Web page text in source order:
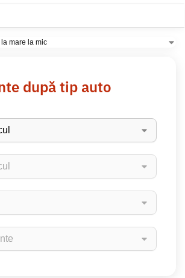
după tip auto